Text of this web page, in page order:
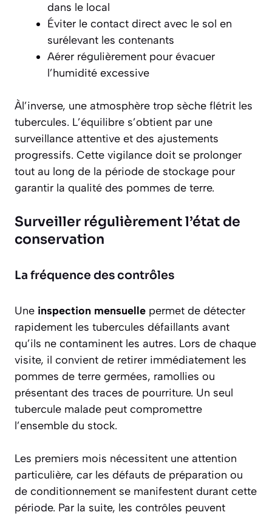
dans le local
Éviter le contact direct avec le sol en
surélevant les contenants
Aérer régulièrement pour évacuer
l’humidité excessive
Àl’inverse, une atmosphère trop sèche flétrit les
tubercules. L’équilibre s’obtient par une
surveillance attentive et des ajustements
progressifs. Cette vigilance doit se prolonger
tout au long de la période de stockage pour
garantir la qualité des pommes de terre.
Surveiller régulièrement l’état de
conservation
La fréquence des contrôles
Une inspection mensuelle permet de détecter
rapidement les tubercules défaillants avant
qu’ils ne contaminent les autres. Lors de chaque
visite, il convient de retirer immédiatement les
pommes de terre germées, ramollies ou
présentant des traces de pourriture. Un seul
tubercule malade peut compromettre
l’ensemble du stock.
Les premiers mois nécessitent une attention
particulière, car les défauts de préparation ou
de conditionnement se manifestent durant cette
période. Par la suite, les contrôles peuvent